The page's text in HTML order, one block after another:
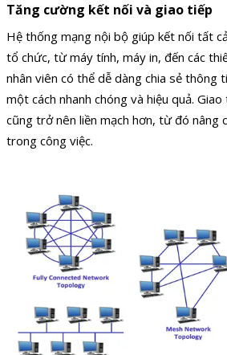
Tăng cường kết nối và giao tiếp
Hệ thống mạng nội bộ giúp kết nối tất
tổ chức, từ máy tính, máy in, đến các
nhân viên có thể dễ dàng chia sẻ thông
một cách nhanh chóng và hiệu quả.
cũng trở nên liền mạch hơn, từ đó nâng
trong công việc.